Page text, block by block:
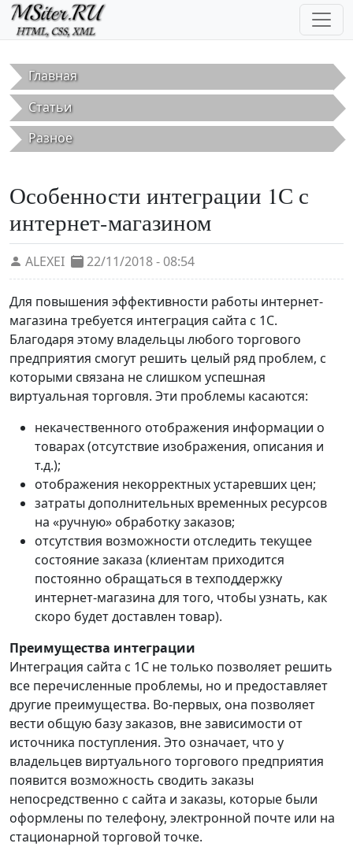
Перейти к основному содержанию
Главная
Статьи
Разное
Особенности интеграции 1С с
интернет-магазином
ALEXEI 22/11/2018 - 08:54
Для повышения эффективности работы интернет-
магазина требуется интеграция сайта с 1С.
Благодаря этому владельцы любого торгового
предприятия смогут решить целый ряд проблем, с
которыми связана не слишком успешная
виртуальная торговля. Эти проблемы касаются:
некачественного отображения информации о
товарах (отсутствие изображения, описания и
т.д.);
отображения некорректных устаревших цен;
затраты дополнительных временных ресурсов
на «ручную» обработку заказов;
отсутствия возможности отследить текущее
состояние заказа (клиентам приходится
постоянно обращаться в техподдержку
интернет-магазина для того, чтобы узнать, как
скоро будет доставлен товар).
Преимущества интеграции
Интеграция сайта с 1С не только позволяет решить
все перечисленные проблемы, но и предоставляет
другие преимущества. Во-первых, она позволяет
вести общую базу заказов, вне зависимости от
источника поступления. Это означает, что у
владельцев виртуального торгового предприятия
появится возможность сводить заказы
непосредственно с сайта и заказы, которые были
оформлены по телефону, электронной почте или на
стационарной торговой точке.